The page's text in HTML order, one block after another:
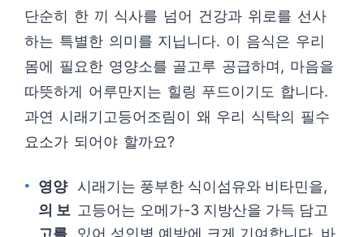
단순히 한 끼 식사를 넘어 건강과 위로를 선사
하는 특별한 의미를 지닙니다. 이 음식은 우리
몸에 필요한 영양소를 골고루 공급하며, 마음을
따뜻하게 어루만지는 힐링 푸드이기도 합니다.
과연 시래기고등어조림이 왜 우리 식탁의 필수
요소가 되어야 할까요?
영양
의 보
고를
시래기는 풍부한 식이섬유와 비타민을,
고등어는 오메가-3 지방산을 가득 담고
있어 성인병 예방에 크게 기여합니다. 바